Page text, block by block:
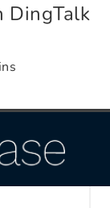
DingTalk